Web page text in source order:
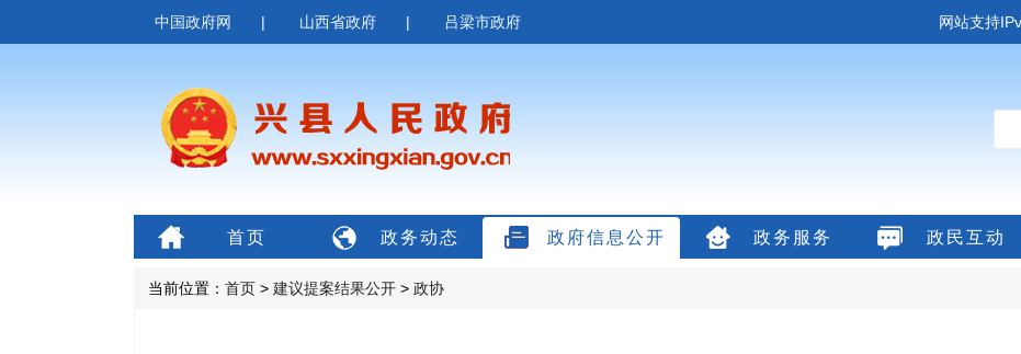
中国政府网 | 山西省政府 | 吕梁市政府 网站支持
首页 政务动态 政府信息公开 政务服务 政民互动
当前位置： 首页 > 建议提案结果公开 > 政协